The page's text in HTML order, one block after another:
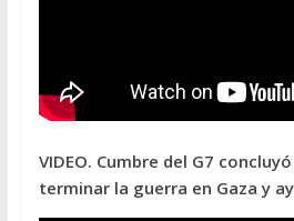
VIDEO. Cumbre del G7
terminar la guerra en Gaza y